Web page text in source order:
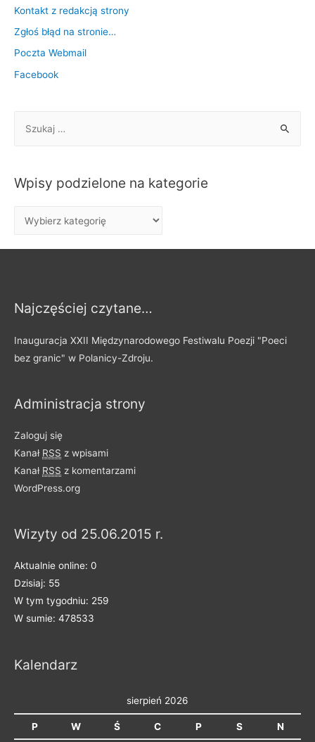
Kontakt z redakcją strony
Zgłoś błąd na stronie…
Poczta Webmail
Facebook
kWpisy podzielone na kategorie
p
e
k
e
g
i
Najczęściej czytane…
Inauguracja XXII Międzynarodowego Festiwalu Poezji "Poeci
bez granic" w Polanicy-Zdroju.
Administracja strony
Zaloguj się
Kanał RSS z wpisami
Kanał RSS z komentarzami
WordPress.org
Wizyty od 25.06.2015 r.
Aktualnie online: 0
Dzisiaj: 55
W tym tygodniu: 259
W sumie: 478533
Kalendarz
sierpień 2026
P W Ś C P S N